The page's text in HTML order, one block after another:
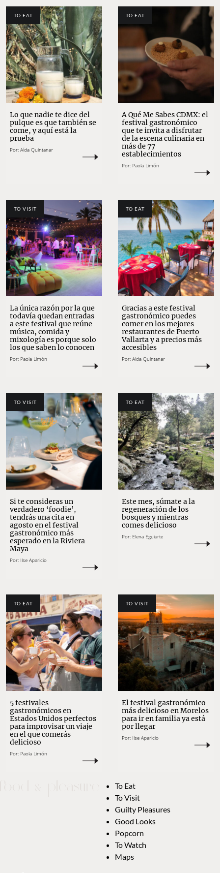
TO EAT
Lo que nadie te dice del
pulque es que también se
come, y aquí está la
prueba
Por: Aída Quintanar
TO EAT
A Qué Me Sabes CDMX: el
festival gastronómico
que te invita a disfrutar
de la escena culinaria en
más de 77
establecimientos
Por: Paola Limón
TO VISIT
La única razón por la que
todavía quedan entradas
a este festival que reúne
música, comida y
mixología es porque solo
los que saben lo conocen
Por: Paola Limón
TO EAT
Gracias a este festival
gastronómico puedes
comer en los mejores
restaurantes de Puerto
Vallarta y a precios más
accesibles
Por: Aída Quintanar
TO VISIT
Si te consideras un
verdadero ‘foodie’,
tendrás una cita en
agosto en el festival
gastronómico más
esperado en la Riviera
Maya
Por: Ilse Aparicio
TO EAT
Este mes, súmate a la
regeneración de los
bosques y mientras
comes delicioso
Por: Elena Eguiarte
TO EAT
5 festivales
gastronómicos en
Estados Unidos perfectos
para improvisar un viaje
en el que comerás
delicioso
Por: Paola Limón
TO VISIT
El festival gastronómico
más delicioso en Morelos
para ir en familia ya está
por llegar
Por: Ilse Aparicio
To Eat
To Visit
Guilty Pleasures
Good Looks
Popcorn
To Watch
Maps